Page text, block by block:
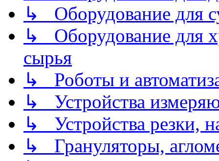
↳ Оборудование для
↳ Оборудование для
сырья
↳ Роботы и
↳ Устройства
↳ Устройства резки,
↳ Грануляторы,